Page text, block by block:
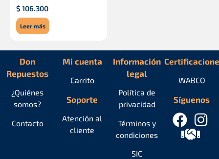
$ 106.300
Leer más
Don
Repuestos
¿Quiénes
somos?
Contacto
Mi cuenta
Carrito
Soporte
Atención al
cliente
Información
legal
Política de
privacidad
Términos y
condiciones
SIC
Síguenos
WABCO